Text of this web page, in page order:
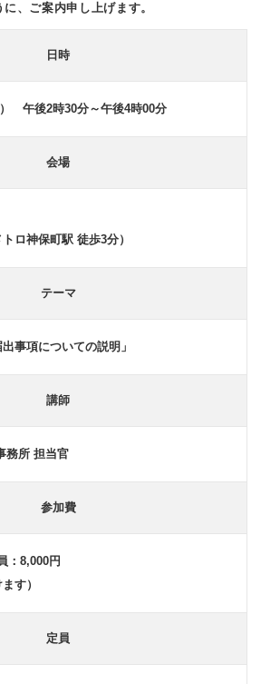
、ご案内申し上げます。
日時
午後2時30分～午後4時00分
会場
ロ神保町駅 徒歩3分）
テーマ
事項についての説明」
講師
務所 担当官
参加費
：8,000円
す）
定員